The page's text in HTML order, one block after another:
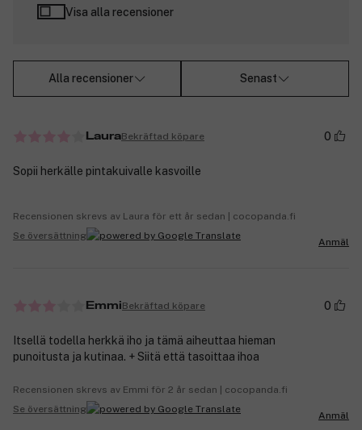
Visa alla recensioner
Alla recensioner Senast
LauraBekräftad köpare 0
Sopii herkälle pintakuivalle kasvoille
Recensionen skrevs av Laura för ett år sedan | cocopanda.fi
Se översättning
Anmäl
EmmiBekräftad köpare 0
Itsellä todella herkkä iho ja tämä aiheuttaa hieman
punoitusta ja kutinaa. + Siitä että tasoittaa ihoa
Recensionen skrevs av Emmi för 2 år sedan | cocopanda.fi
Se översättning
Anmäl